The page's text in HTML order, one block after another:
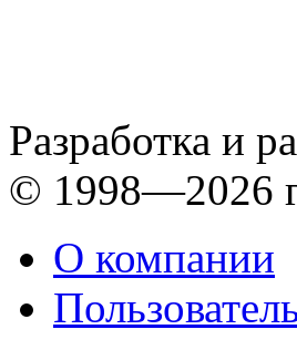
Разработка и
© 1998—2026
О компании